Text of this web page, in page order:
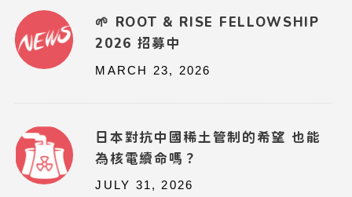
🌱 ROOT & RISE FELLOWSHIP
2026 招募中
MARCH 23, 2026
日本對抗中國稀土管制的希望 也能
為核電續命嗎？
JULY 31, 2026